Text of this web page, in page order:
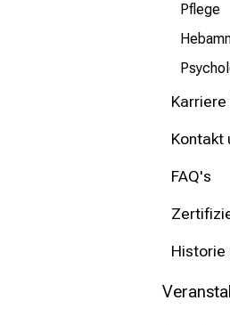
Pflege
Karriere
Kontakt
FAQ's
Historie